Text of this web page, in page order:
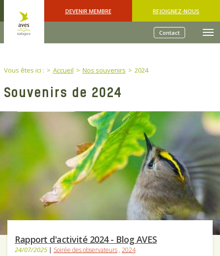
DEVENIR MEMBRE REJOIGNEZ-NOUS
Contact
You are here:
Vous êtes ici : Accueil Nos souvenirs 2024
Souvenirs de 2024
Rapport d'activité 2024 - Blog AVES
24/07/2025 | Soirée des observateurs , 2024